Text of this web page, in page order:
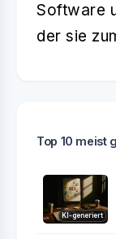
Software
der sie
Top 10 meist
KI-generiert